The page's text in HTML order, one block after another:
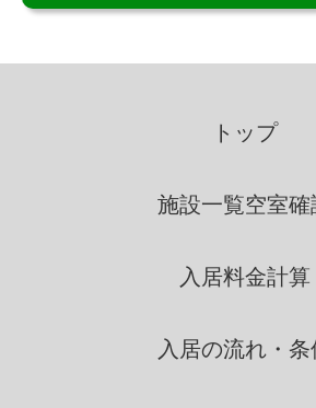
個人情報の利用
の際に示した利用目的
者間との間で共同利用
者に依託する場合には
第三者につき厳正な調
トップ
施設一覧空室確
入居料金計算
入居の流れ・条